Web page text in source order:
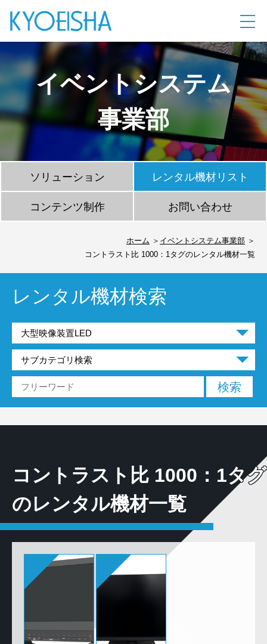
イベントシステム
事業部
ソリューション レンタル機材リスト
コンテンツ制作 お問い合わせ
ホーム
イベントシステム事業部
コントラスト比 1000：1タグのレンタル機材一覧
レンタル機材検索
コントラスト比 1000：1タグ
のレンタル機材一覧